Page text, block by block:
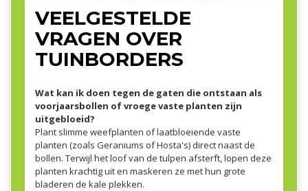
VEELGESTELDE
VRAGEN OVER
TUINBORDERS
Wat kan ik doen tegen de gaten die ontstaan als
voorjaarsbollen of vroege vaste planten zijn
uitgebloeid?
Plant slimme weefplanten of laatbloeiende vaste
planten (zoals Geraniums of Hosta's) direct naast de
bollen. Terwijl het loof van de tulpen afsterft, lopen deze
planten krachtig uit en maskeren ze met hun grote
bladeren de kale plekken.